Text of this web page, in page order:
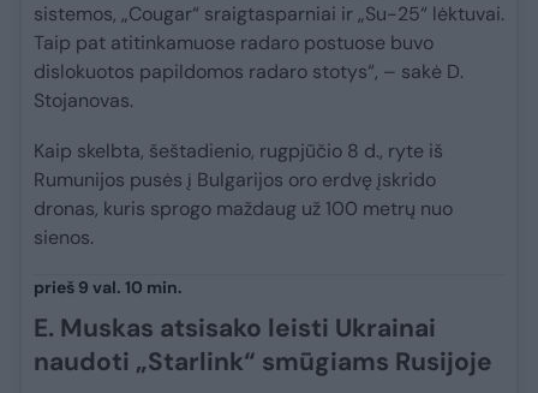
sistemos, „Cougar“ sraigtasparniai ir „Su-25“ lėktuvai.
Taip pat atitinkamuose radaro postuose buvo
dislokuotos papildomos radaro stotys“, – sakė D.
Stojanovas.
Kaip skelbta, šeštadienio, rugpjūčio 8 d., ryte iš
Rumunijos pusės į Bulgarijos oro erdvę įskrido
dronas, kuris sprogo maždaug už 100 metrų nuo
sienos.
prieš 9 val. 10 min.
E. Muskas atsisako leisti Ukrainai
naudoti „Starlink“ smūgiams Rusijoje